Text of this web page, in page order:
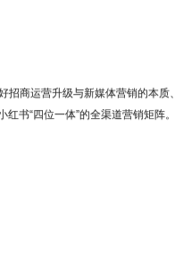
商运营升级与新媒体营销的本质、
书“四位一体”的全渠道营销矩阵。